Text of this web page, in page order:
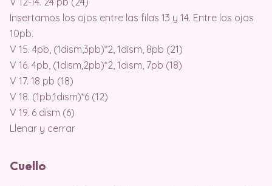
Insertamos los ojos entre las filas 13 y 14. Entre los ojos
10pb.
V 15. 4pb, (1dism,3pb)*2, 1dism, 8pb (21)
V 16. 4pb, (1dism,2pb)*2, 1dism, 7pb (18)
V 17. 18 pb (18)
V 18. (1pb,1dism)*6 (12)
V 19. 6 dism (6)
Llenar y cerrar
Cuello